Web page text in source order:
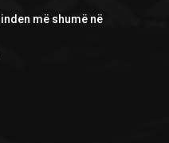
më shumë në